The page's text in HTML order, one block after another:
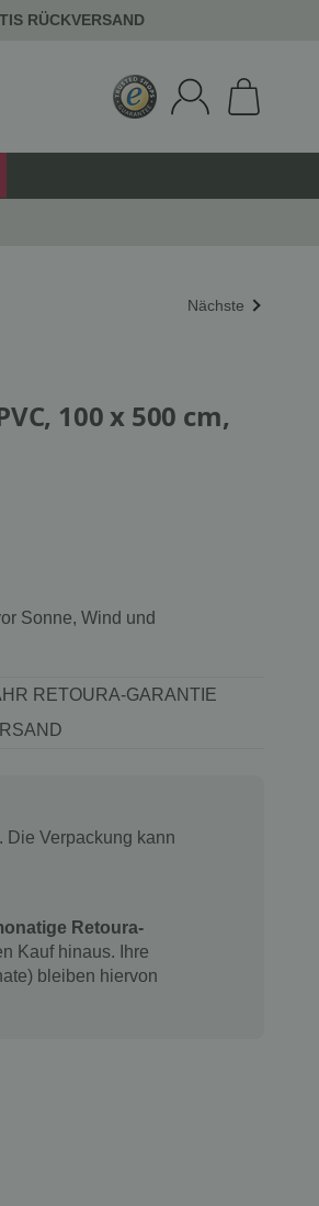
RÜCKVERSAND
Nächste
100 x 500 cm,
Sonne, Wind und
RETOURA-GARANTIE
Die Verpackung kann
Retoura-
Kauf hinaus. Ihre
bleiben hiervon